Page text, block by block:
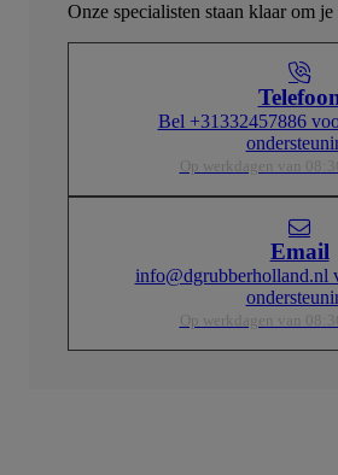
Onze specialisten staan klaar om je
Bel +31332457886
Op werkdagen van
Email
info@dgrubberholland.nl
Op werkdagen van